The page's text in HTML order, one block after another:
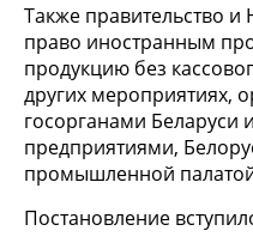
Также правительство и
право иностранным
продукцию без
других мероприятиях,
госорганами
предприятиями,
промышленной
Постановление